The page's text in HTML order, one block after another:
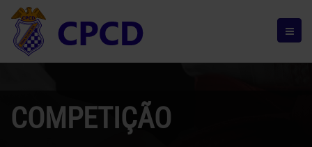
COMPETIÇÃO